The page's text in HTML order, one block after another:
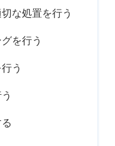
な処置を行う
を行う
う